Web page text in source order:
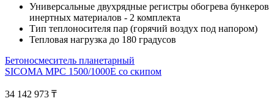
Универсальные двухрядные регистры обогрева бункеров
инертных материалов - 2 комплекта
Тип теплоносителя пар (горячий воздух под напором)
Тепловая нагрузка до 180 градусов
Бетоносмеситель планетарный
SICOMA MPC 1500/1000E со скипом
34 142 973 ₸